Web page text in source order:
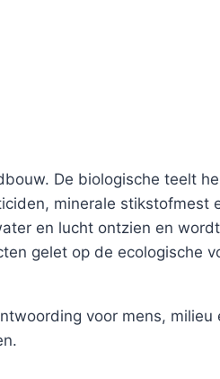
De biologische teelt
minerale stikstofmest
en lucht ontzien en
gelet op de ecologische
voor mens,